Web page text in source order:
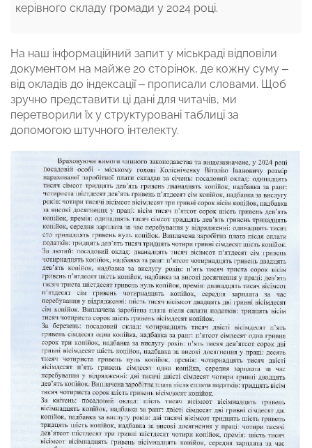
керівного складу громади у 2024 році.
На наш інформаційний запит у міськраді відповіли
документом на майже 20 сторінок, де кожну суму –
від окладів до індексації – прописали словами. Щоб
зручно представити ці дані для читачів, ми
перетворили їх у структуровані таблиці за
допомогою штучного інтелекту.